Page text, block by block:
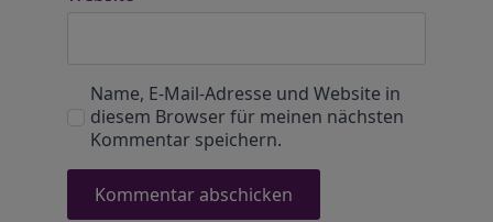
Name, E-Mail-Adresse und Website in
diesem Browser für meinen nächsten
Kommentar speichern.